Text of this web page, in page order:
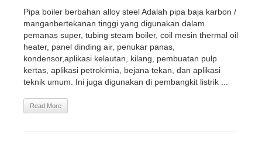
Pipa boiler berbahan alloy steel Adalah pipa baja karbon /
manganbertekanan tinggi yang digunakan dalam
pemanas super, tubing steam boiler, coil mesin thermal oil
heater, panel dinding air, penukar panas,
kondensor,aplikasi kelautan, kilang, pembuatan pulp
kertas, aplikasi petrokimia, bejana tekan, dan aplikasi
teknik umum. Ini juga digunakan di pembangkit listrik ...
Read More